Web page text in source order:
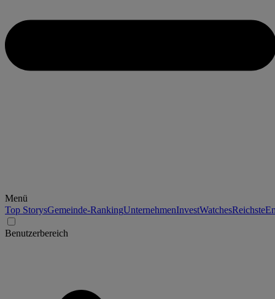
Menü
Top StorysGemeinde-RankingUnternehmenInvestWatchesReichste
Benutzerbereich